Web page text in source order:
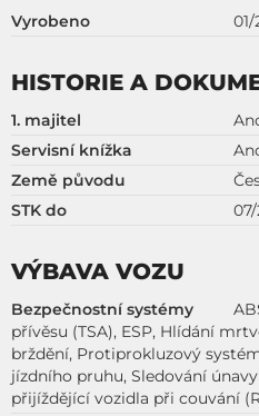
Vyrobeno
HISTORIE A
1. majitel
Servisní knížka
Země původu
STK do
VÝBAVA VOZU
Bezpečnostní systémy
přívěsu (TSA), ESP, Hlídání
brždění, Protiprokluzový
jízdního pruhu, Sledování
přijíždějící vozidla při couvání